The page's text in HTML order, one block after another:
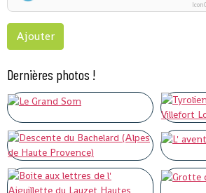
Ajouter
Dernières photos !